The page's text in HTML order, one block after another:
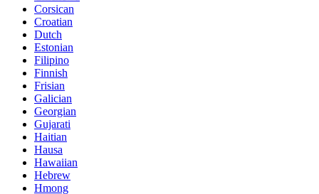
Corsican
Croatian
Dutch
Estonian
Filipino
Finnish
Frisian
Galician
Georgian
Gujarati
Haitian
Hausa
Hawaiian
Hebrew
Hmong